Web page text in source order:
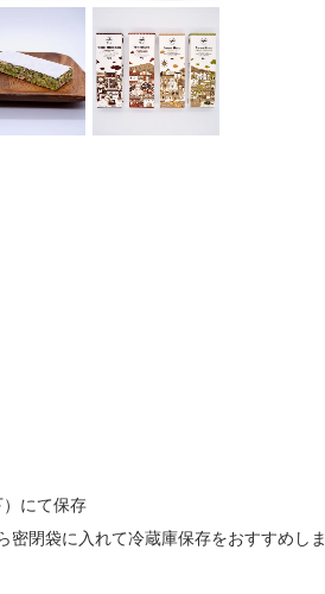
にて保存
閉袋に入れて冷蔵庫保存をおすすめしま